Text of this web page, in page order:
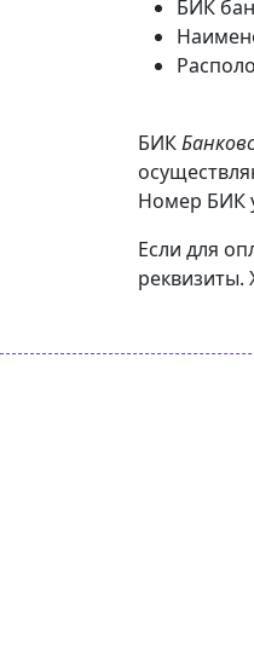
БИК
БИК
Номер БИК
Если для
реквизиты.